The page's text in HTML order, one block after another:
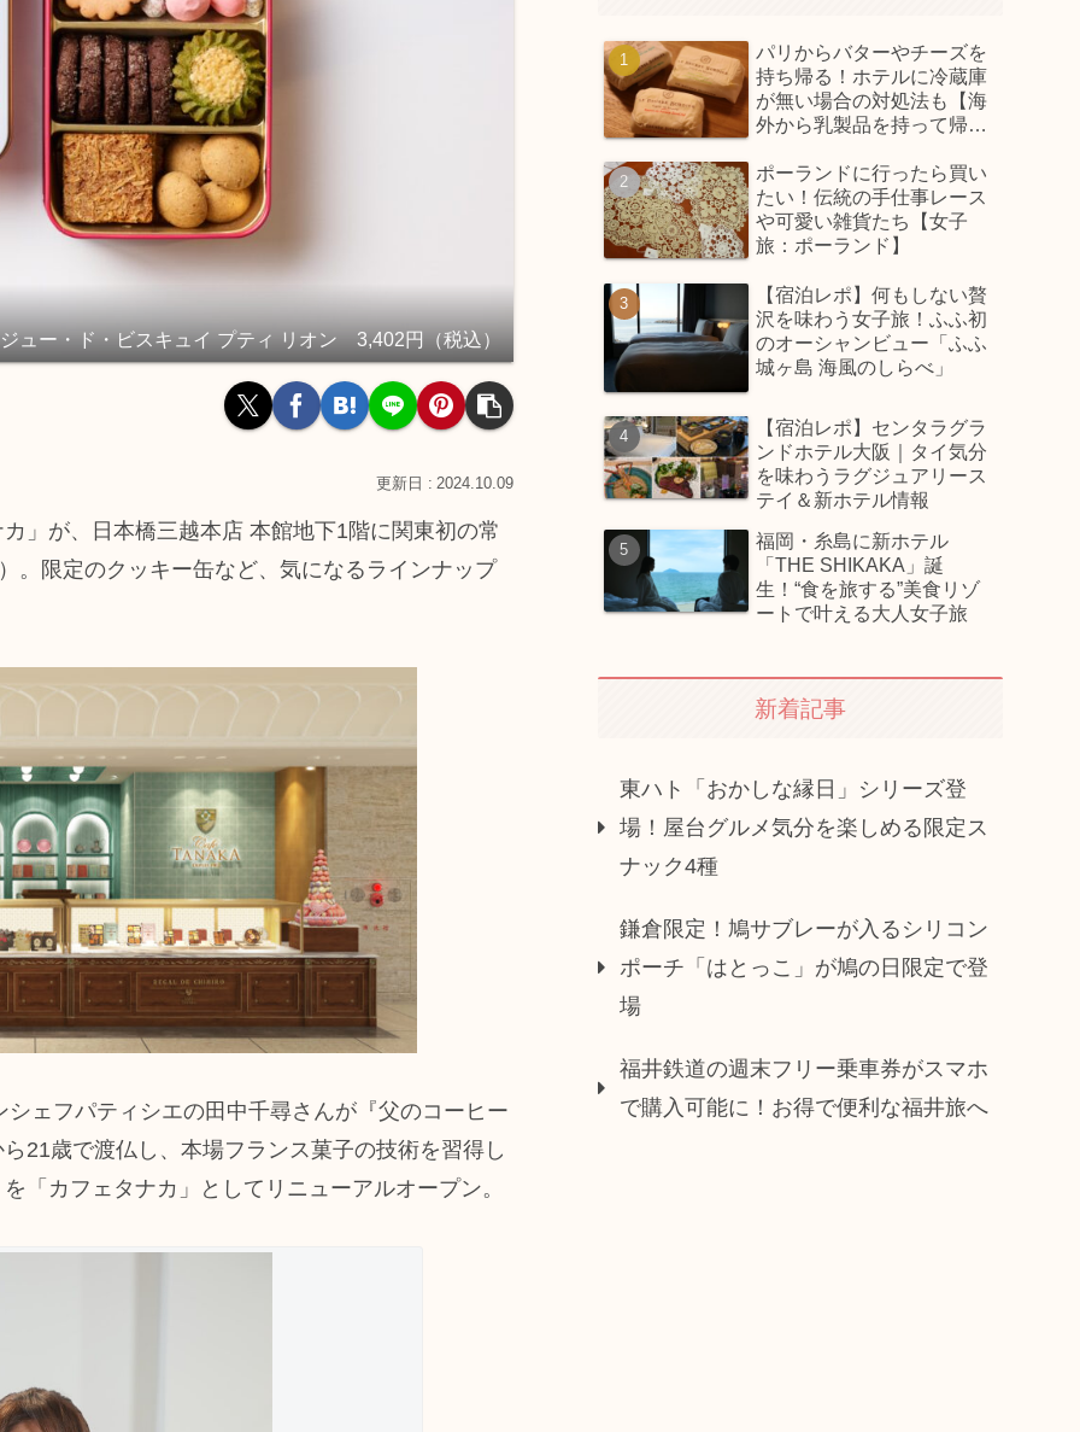
ュー・ド・ビスキュイ プティ リオン 3,402円（税込）
2024.10.09
」が、日本橋三越本店 本館地下1階に関東初の常
。限定のクッキー缶など、気になるラインナップ
ェフパティシエの田中千尋さんが『父のコーヒー
21歳で渡仏し、本場フランス菓子の技術を習得し
「カフェタナカ」としてリニューアルオープン。
パリからバターやチーズを
持ち帰る！ホテルに冷蔵庫
が無い場合の対処法も【海
外から乳製品を持って帰っ
ポーランドに行ったら買い
たい！伝統の手仕事レース
や可愛い雑貨たち【女子
旅：ポーランド】
【宿泊レポ】何もしない贅
沢を味わう女子旅！ふふ初
のオーシャンビュー「ふふ
城ヶ島 海風のしらべ」
【宿泊レポ】センタラグラ
ンドホテル大阪｜タイ気分
を味わうラグジュアリース
テイ＆新ホテル情報
福岡・糸島に新ホテル
「THE SHIKAKA」誕
生！“食を旅する”美食リゾ
ートで叶える大人女子旅
新着記事
東ハト「おかしな縁日」シリーズ登
場！屋台グルメ気分を楽しめる限定ス
ナック4種
鎌倉限定！鳩サブレーが入るシリコン
ポーチ「はとっこ」が鳩の日限定で登
場
福井鉄道の週末フリー乗車券がスマホ
で購入可能に！お得で便利な福井旅へ